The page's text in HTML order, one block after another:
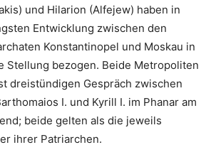
und Hilarion (Alfejew) haben in
Entwicklung zwischen den
Konstantinopel und Moskau in
Stellung bezogen. Beide Metropoliten
dreistündigen Gespräch zwischen
I. und Kyrill I. im Phanar am
beide gelten als die jeweils
ihrer Patriarchen.